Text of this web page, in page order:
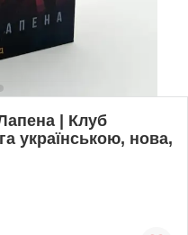
| Клуб
українською, нова,